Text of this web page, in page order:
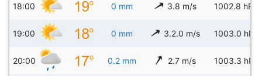
18:00 0 mm 3.8 m/s 1002.8 hPa
19:00 0 mm 3.2.0 m/s 1003.0 hPa
20:00 0.2 mm 2.7 m/s 1003.3 hPa